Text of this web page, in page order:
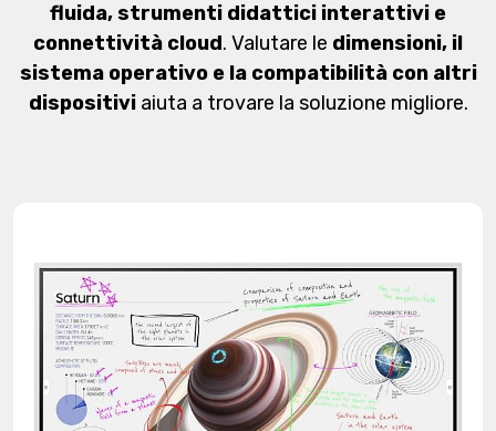
fluida, strumenti didattici interattivi e
connettività cloud. Valutare le dimensioni, il
sistema operativo e la compatibilità con altri
dispositiviaiuta a trovare la soluzione migliore.